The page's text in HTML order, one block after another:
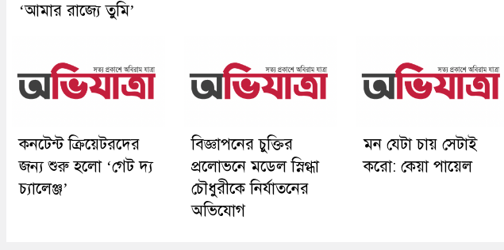
‘আমার রাজ্যে তুমি’
কনটেন্ট ক্রিয়েটরদের
জন্য শুরু হলো ‘গেট দ্য
চ্যালেঞ্জ’
বিজ্ঞাপনের চুক্তির
প্রলোভনে মডেল স্নিগ্ধা
চৌধুরীকে নির্যাতনের
অভিযোগ
মন যেটা চায় সেটাই
করো: কেয়া পায়েল